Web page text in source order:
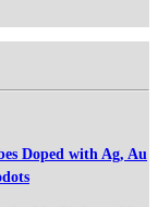
Doped with Ag, Au